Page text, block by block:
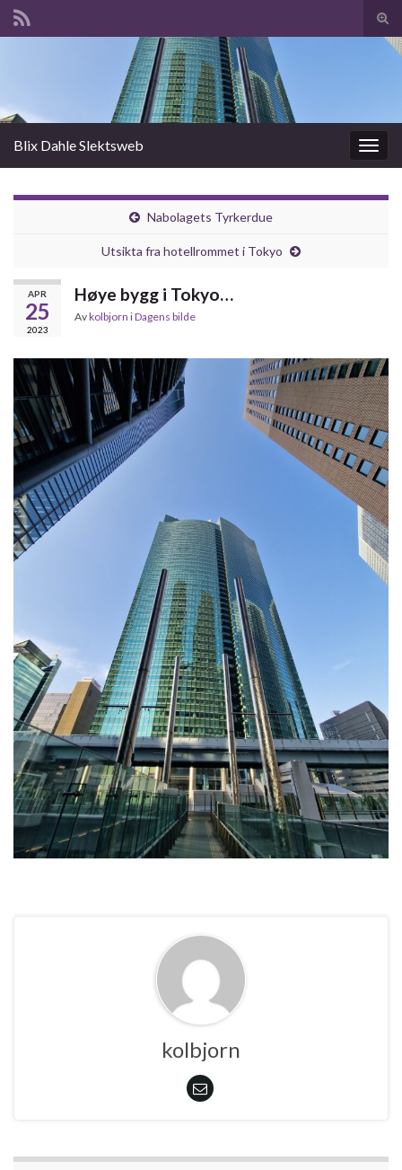
Slå
av/
Search for:
Slåu
av/på
Blix Dahle Slektsweb
Nabolagets Tyrkerdue
Utsikta fra hotellrommet i Tokyo
APR
25
2023
Høye bygg i Tokyo…
Avkolbjorn iDagens bilde
kolbjorn